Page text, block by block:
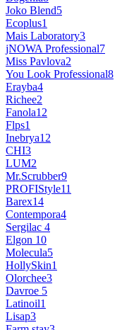
Joko Blend5
Ecoplus1
Mais Laboratory3
jNOWA Professional7
Miss Pavlova2
You Look Professional8
Erayba4
Richee2
Fanola12
Flps1
Inebrya12
CHI3
LUM2
Mr.Scrubber9
PROFIStyle11
Barex14
Contempora4
Sergilac 4
Elgon 10
Molecula5
HollySkin1
Olorchee3
Davroe 5
Latinoil1
Lisap3